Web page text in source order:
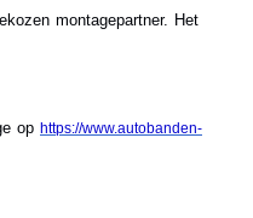
montagepartner. Het
op https://www.autobanden-